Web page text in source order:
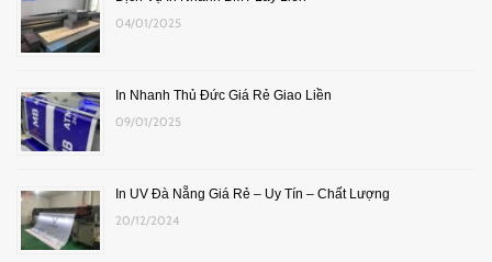
04/01/2025
In Nhanh Thủ Đức Giá Rẻ Giao Liền
09/01/2025
In UV Đà Nẵng Giá Rẻ – Uy Tín – Chất Lượng
20/12/2024